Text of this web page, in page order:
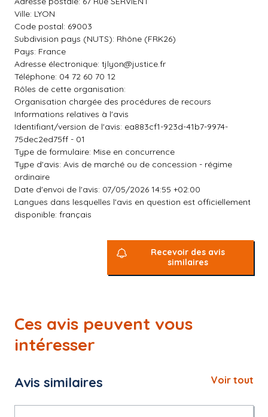
Ville: LYON
Code postal: 69003
Subdivision pays (NUTS): Rhône (FRK26)
Pays: France
Adresse électronique: tjlyon@justice.fr
Téléphone: 04 72 60 70 12
Rôles de cette organisation:
Organisation chargée des procédures de recours
Informations relatives à l'avis
Identifiant/version de l'avis: ea883cf1-923d-41b7-9974-
75dec2ed75ff - 01
Type de formulaire: Mise en concurrence
Type d'avis: Avis de marché ou de concession - régime
ordinaire
Date d'envoi de l'avis: 07/05/2026 14:55 +02:00
Langues dans lesquelles l'avis en question est officiellement
disponible: français
Recevoir des avis
similaires
Ces avis peuvent vous
intéresser
Avis similaires Voir tout